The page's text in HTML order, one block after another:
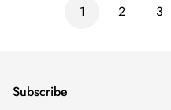
1 2 3
Subscribe